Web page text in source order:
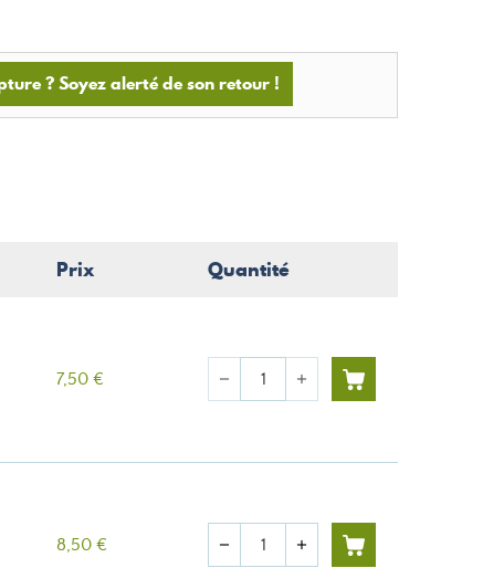
? Soyez alerté de son retour !
Prix Quantité
7,50 € Quantité
remove add
8,50 € Quantité
remove add